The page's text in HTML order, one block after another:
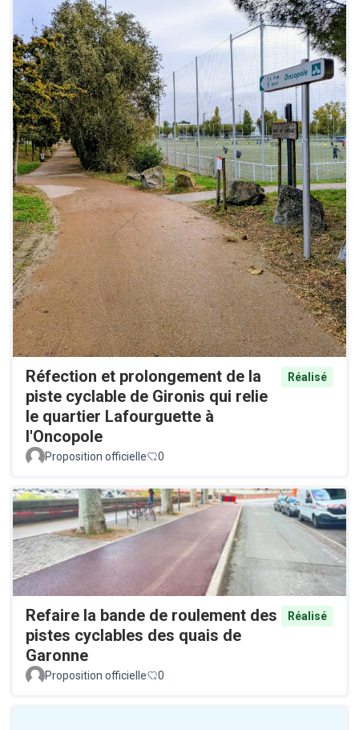
Réfection et prolongement de la
piste cyclable de Gironis qui relie
le quartier Lafourguette à
l'Oncopole
Réalisé
Proposition officielle 0
Refaire la bande de roulement des
pistes cyclables des quais de
Garonne
Réalisé
Proposition officielle 0